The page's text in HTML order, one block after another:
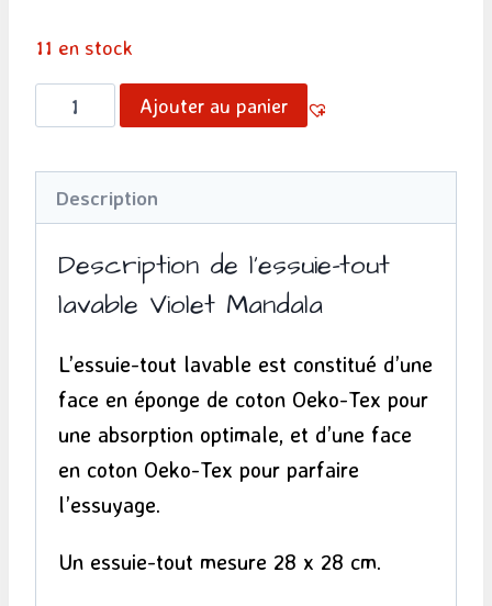
11 en stock
quantité
de
Essuie-
tout
Violet
Ajouter au panier
Description
Description de l’essuie-tout
lavable Violet Mandala
L’essuie-tout lavable est constitué d’une
face en éponge de coton Oeko-Tex pour
une absorption optimale, et d’une face
en coton Oeko-Tex pour parfaire
l’essuyage.
Un essuie-tout mesure 28 x 28 cm.